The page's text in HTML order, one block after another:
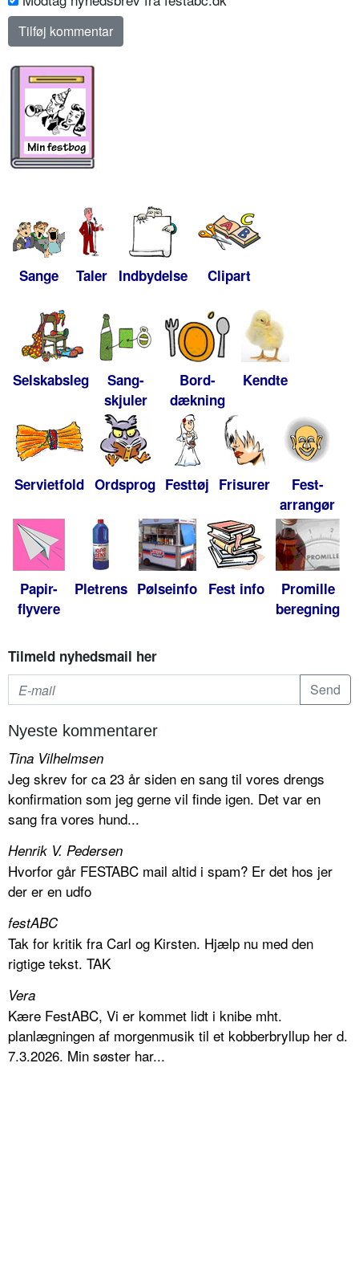
Sange Taler Indbydelse Clipart
Selskabsleg
Sang-
skjuler
Bord-
dækning
Kendte
Servietfold Ordsprog Festtøj Frisurer
Fest-
arrangør
Papir-
flyvere
Pletrens Pølseinfo Fest info
Promille
beregning
Tilmeld nyhedsmail her
Nyeste kommentarer
Tina Vilhelmsen
Jeg skrev for ca 23 år siden en sang til vores drengs
konfirmation som jeg gerne vil finde igen. Det var en
sang fra vores hund...
Henrik V. Pedersen
Hvorfor går FESTABC mail altid i spam? Er det hos jer
der er en udfo
festABC
Tak for kritik fra Carl og Kirsten. Hjælp nu med den
rigtige tekst. TAK
Vera
Kære FestABC, Vi er kommet lidt i knibe mht.
planlægningen af morgenmusik til et kobberbryllup her d.
7.3.2026. Min søster har...